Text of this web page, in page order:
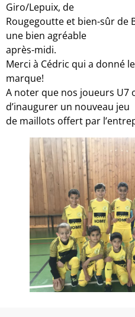
Giro/Lepuix, de
Rougegoutte et bien-sûr de
une bien agréable
après-midi.
Merci à Cédric qui a donné
marque!
A noter que nos joueurs U7
d’inaugurer un nouveau jeu
de maillots offert par